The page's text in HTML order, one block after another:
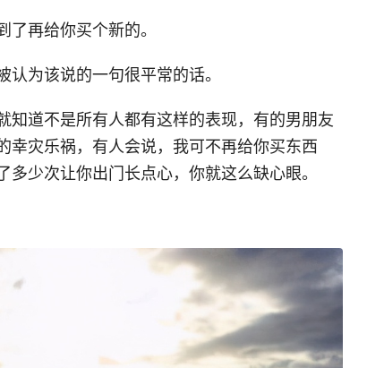
再给你买个新的。
为该说的一句很平常的话。
知道不是所有人都有这样的表现，有的男朋友
幸灾乐祸，有人会说，我可不再给你买东西
少次让你出门长点心，你就这么缺心眼。